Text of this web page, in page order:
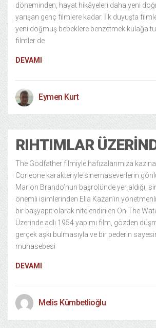
döneminden, hayat hikâyeleri daha yeni
yarışan genç filmlere kadar. İlk duyuşta
yeni doğmuş bebeklere benzetmek kulağa
filmler de
DEVAMI
Eymen Kurt
RIHTIMLAR
The Godfather filmiyle hafızalarımıza
Corleone karakteriyle sinemaseverlerin
Marlon Brando’nun başrolünde yer aldığı,
önemli isimlerinden Elia Kazan’ın
bir başyapıt olarak nitelendirilen On The
Üzerinde adlı 1954 yapımı film, gözden
gerçek aşkı bulmasıyla ve bir pederin
muhasebesi
DEVAMI
Melis Kümbetlioğlu